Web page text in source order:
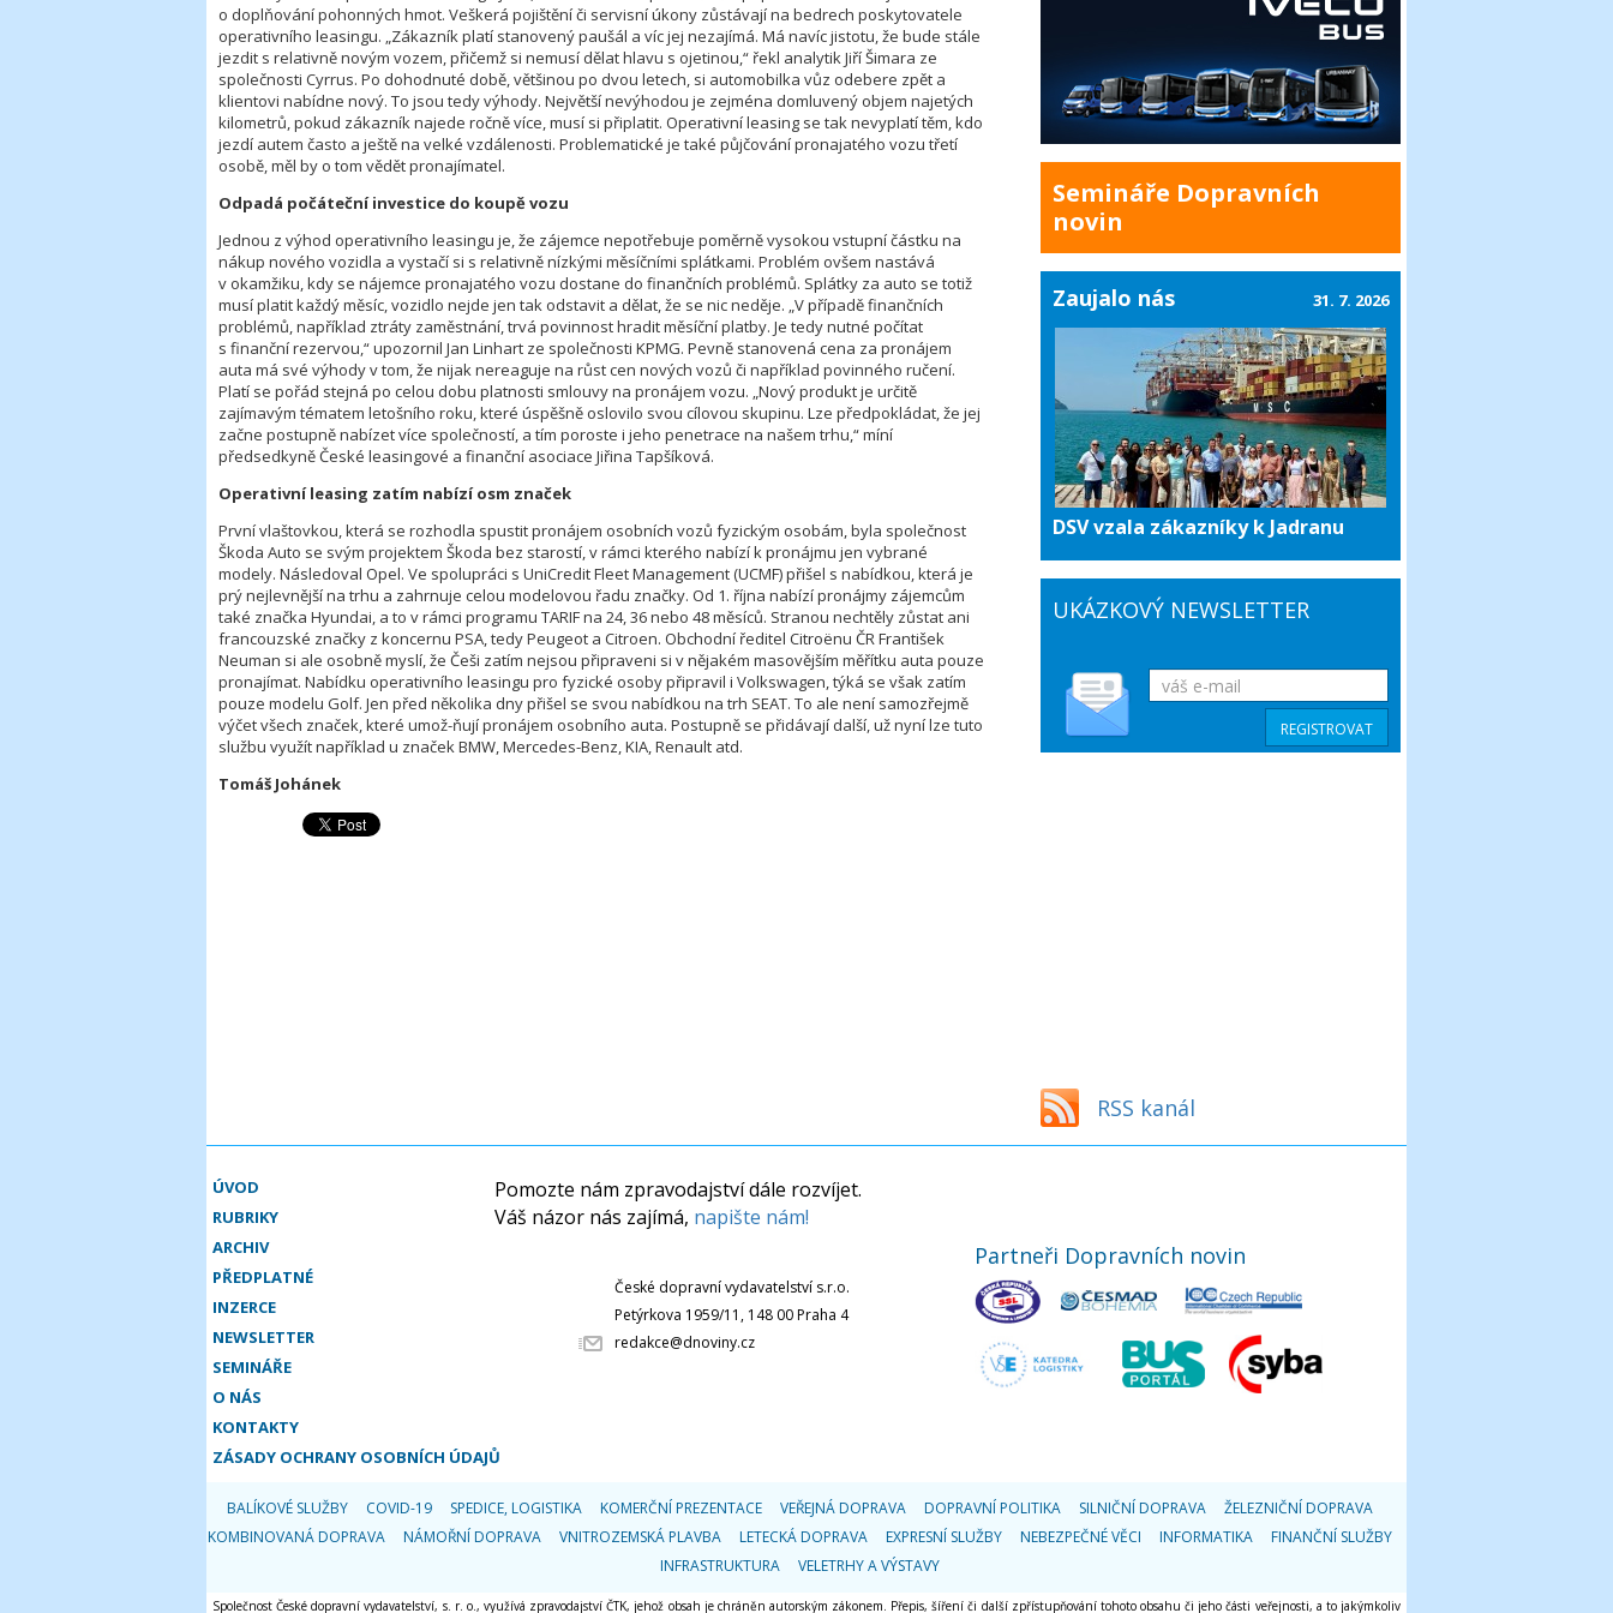
o doplňování pohonných hmot. Veškerá pojištění či servisní úkony zůstávají na bedrech poskytovatele
operativního leasingu. „Zákazník platí stanovený paušál a víc jej nezajímá. Má navíc jistotu, že bude stále
jezdit s relativně novým vozem, přičemž si nemusí dělat hlavu s ojetinou,“ řekl analytik Jiří Šimara ze
společnosti Cyrrus. Po dohodnuté době, většinou po dvou letech, si automobilka vůz odebere zpět a
klientovi nabídne nový. To jsou tedy výhody. Největší nevýhodou je zejména domluvený objem najetých
kilometrů, pokud zákazník najede ročně více, musí si připlatit. Operativní leasing se tak nevyplatí těm, kdo
jezdí autem často a ještě na velké vzdálenosti. Problematické je také půjčování pronajatého vozu třetí
osobě, měl by o tom vědět pronajímatel.
Odpadá počáteční investice do koupě vozu
Jednou z výhod operativního leasingu je, že zájemce nepotřebuje poměrně vysokou vstupní částku na
nákup nového vozidla a vystačí si s relativně nízkými měsíčními splátkami. Problém ovšem nastává
v okamžiku, kdy se nájemce pronajatého vozu dostane do finančních problémů. Splátky za auto se totiž
musí platit každý měsíc, vozidlo nejde jen tak odstavit a dělat, že se nic neděje. „V případě finančních
problémů, například ztráty zaměstnání, trvá povinnost hradit měsíční platby. Je tedy nutné počítat
s finanční rezervou,“ upozornil Jan Linhart ze společnosti KPMG. Pevně stanovená cena za pronájem
auta má své výhody v tom, že nijak nereaguje na růst cen nových vozů či například povinného ručení.
Platí se pořád stejná po celou dobu platnosti smlouvy na pronájem vozu. „Nový produkt je určitě
zajímavým tématem letošního roku, které úspěšně oslovilo svou cílovou skupinu. Lze předpokládat, že jej
začne postupně nabízet více společností, a tím poroste i jeho penetrace na našem trhu,“ míní
předsedkyně České leasingové a finanční asociace Jiřina Tapšíková.
Operativní leasing zatím nabízí osm značek
První vlaštovkou, která se rozhodla spustit pronájem osobních vozů fyzickým osobám, byla společnost
Škoda Auto se svým projektem Škoda bez starostí, v rámci kterého nabízí k pronájmu jen vybrané
modely. Následoval Opel. Ve spolupráci s UniCredit Fleet Management (UCMF) přišel s nabídkou, která je
prý nejlevnější na trhu a zahrnuje celou modelovou řadu značky. Od 1. října nabízí pronájmy zájemcům
také značka Hyundai, a to v rámci programu TARIF na 24, 36 nebo 48 měsíců. Stranou nechtěly zůstat ani
francouzské značky z koncernu PSA, tedy Peugeot a Citroen. Obchodní ředitel Citroënu ČR František
Neuman si ale osobně myslí, že Češi zatím nejsou připraveni si v nějakém masovějším měřítku auta pouze
pronajímat. Nabídku operativního leasingu pro fyzické osoby připravil i Volkswagen, týká se však zatím
pouze modelu Golf. Jen před několika dny přišel se svou nabídkou na trh SEAT. To ale není samozřejmě
výčet všech značek, které umož-ňují pronájem osobního auta. Postupně se přidávají další, už nyní lze tuto
službu využít například u značek BMW, Mercedes-Benz, KIA, Renault atd.
Tomáš Johánek
Semináře Dopravních
novin
Zaujalo nás
DSV vzala zákazníky k Jadranu
31. 7. 2026
UKÁZKOVÝ NEWSLETTER
RSS kanál
ÚVOD
RUBRIKY
ARCHIV
PŘEDPLATNÉ
INZERCE
NEWSLETTER
SEMINÁŘE
O NÁS
KONTAKTY
ZÁSADY OCHRANY OSOBNÍCH ÚDAJŮ
Pomozte nám zpravodajství dále rozvíjet.
Váš názor nás zajímá, napište nám!
České dopravní vydavatelství s.r.o.
Petýrkova 1959/11, 148 00 Praha 4
redakce@dnoviny.cz
Partneři Dopravních novin
BALÍKOVÉ SLUŽBY COVID-19 SPEDICE, LOGISTIKA KOMERČNÍ PREZENTACE VEŘEJNÁ DOPRAVA DOPRAVNÍ POLITIKA SILNIČNÍ DOPRAVA
ŽELEZNIČNÍ DOPRAVA
KOMBINOVANÁ DOPRAVA
NÁMOŘNÍ DOPRAVA VNITROZEMSKÁ PLAVBA LETECKÁ DOPRAVA EXPRESNÍ SLUŽBY NEBEZPEČNÉ VĚCI INFORMATIKA
FINANČNÍ SLUŽBY
INFRASTRUKTURA
VELETRHY A VÝSTAVY
Společnost České dopravní vydavatelství, s. r. o., využívá zpravodajství ČTK, jehož obsah je chráněn autorským zákonem. Přepis, šíření či další zpřístupňování tohoto obsahu či jeho části veřejnosti, a to jakýmkoliv